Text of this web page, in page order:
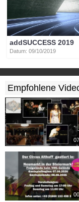
addSUCCESS 2019
Datum: 09/10/2019
Empfohlene